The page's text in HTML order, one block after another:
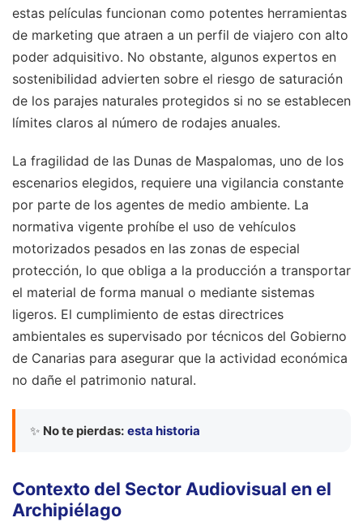
estas películas funcionan como potentes herramientas
de marketing que atraen a un perfil de viajero con alto
poder adquisitivo. No obstante, algunos expertos en
sostenibilidad advierten sobre el riesgo de saturación
de los parajes naturales protegidos si no se establecen
límites claros al número de rodajes anuales.
La fragilidad de las Dunas de Maspalomas, uno de los
escenarios elegidos, requiere una vigilancia constante
por parte de los agentes de medio ambiente. La
normativa vigente prohíbe el uso de vehículos
motorizados pesados en las zonas de especial
protección, lo que obliga a la producción a transportar
el material de forma manual o mediante sistemas
ligeros. El cumplimiento de estas directrices
ambientales es supervisado por técnicos del Gobierno
de Canarias para asegurar que la actividad económica
no dañe el patrimonio natural.
✨ No te pierdas: esta historia
Contexto del Sector Audiovisual en el
Archipiélago